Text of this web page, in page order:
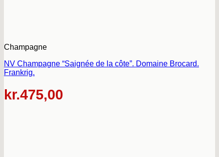
Champagne
NV Champagne “Saignée de la côte”. Domaine Brocard.
Frankrig.
kr.475,00